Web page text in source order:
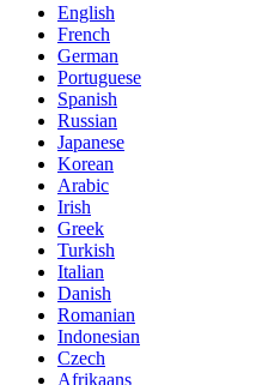
English
French
German
Portuguese
Spanish
Russian
Japanese
Korean
Arabic
Irish
Greek
Turkish
Italian
Danish
Romanian
Indonesian
Czech
Afrikaans